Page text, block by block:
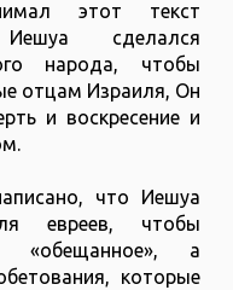
этот текст
сделался
народа, чтобы
отцам Израиля, Он
и воскресение и
что Иешуа
евреев, чтобы
«обещанное», а
которые